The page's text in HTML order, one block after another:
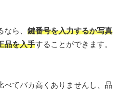
ら、 鍵番号を入力するか写真
品を入手することができます。
べてバカ高くありませんし、品